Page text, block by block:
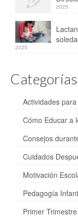
2025
2025
Categorías
Actividades
Cómo Educar a
Consejos
Cuidados
Motivación
Pedagogía
Primer